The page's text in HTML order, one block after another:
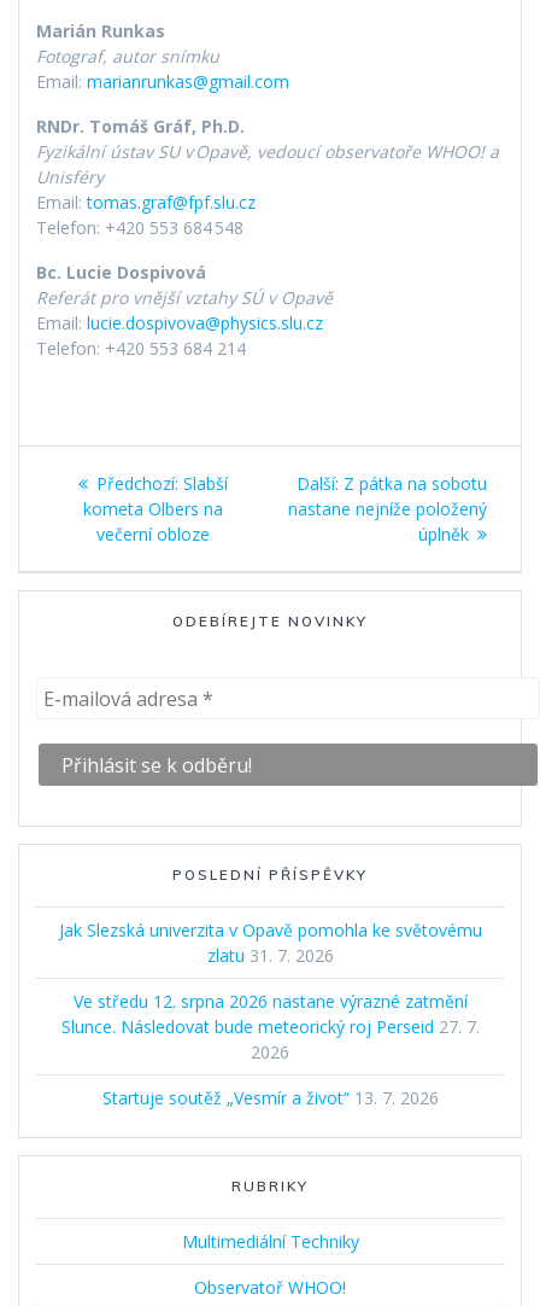
Marián Runkas
Fotograf, autor snímku
Email: marianrunkas@gmail.com
RNDr. Tomáš Gráf, Ph.D.
Fyzikální ústav SU vOpavě, vedoucí observatoře WHOO! a
Unisféry
Email:tomas.graf@fpf.slu.cz
Telefon: +420 553 684 548
Bc. Lucie Dospivová
Referát pro vnější vztahy SÚ v Opavě
Email: lucie.dospivova@physics.slu.cz
Telefon: +420 553 684 214
Navigace
pro
příspěvek
Předchozí: Předchozí
příspěvek:
Slabší
kometa Olbers na
večerní obloze
Další: Další
příspěvek:
Z pátka na sobotu
nastane nejníže položený
úplněk
ODEBÍREJTE NOVINKY
POSLEDNÍ PŘÍSPĚVKY
Jak Slezská univerzita v Opavě pomohla ke světovému
zlatu 31. 7. 2026
Ve středu 12. srpna 2026 nastane výrazné zatmění
Slunce. Následovat bude meteorický roj Perseid 27. 7.
2026
Startuje soutěž „Vesmír a život“ 13. 7. 2026
RUBRIKY
Multimediální Techniky
Observatoř WHOO!